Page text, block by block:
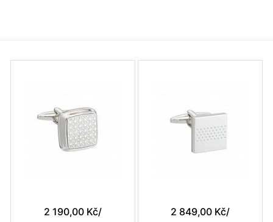
2 190,00 Kč/ 2 849,00 Kč/